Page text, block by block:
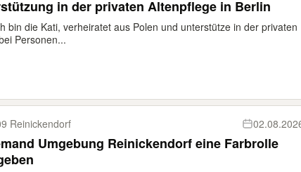
Unterstützung in der privaten Altenpflege in Berlin
bin die Kati, verheiratet aus Polen und unterstütze in der privaten
Personen...
Reinickendorf
Umgebung Reinickendorf eine Farbrolle